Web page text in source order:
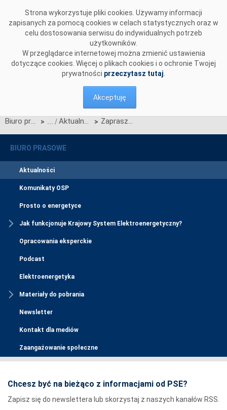
Strona wykorzystuje pliki cookies. Używamy informacji
zapisanych za pomocą cookies w celach statystycznych oraz w
celu dostosowania serwisu do indywidualnych potrzeb
użytkowników.
W przeglądarce internetowej można zmienić ustawienia
dotyczące cookies. Więcej o plikach cookies i o ochronie Twojej
prywatności przeczytasz tutaj
Akceptuję
Biuro prasowe > Aktualności > Zapraszamy do udziału w badaniu oczekiwań interesariuszy, które zostaną uwzględnione w doborze treści zintegrowanego raportu PSE za 2016 rok!
BIURO PRASOWE
Aktualności
Komunikaty OSP
Prosto o energetyce
Jak funkcjonuje Krajowy System Elektroenergetyczny?
Opracowania eksperckie
Podcast
Elektroenergetyka
Materiały do pobrania
Newsletter
Kontakt dla mediów
Zaangażowanie społeczne
Chcesz być na bieżąco z informacjami od PSE?
Zapisz się do newslettera lub skorzystaj z naszych kanałów RSS.